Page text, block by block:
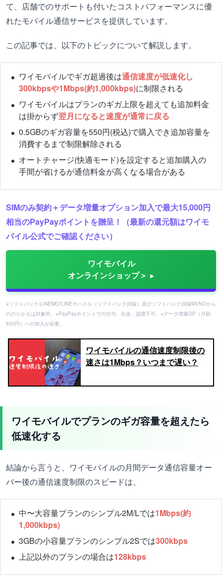
て、店舗でのサポートも付いたコストパフォーマンスに優
れたモバイル通信サービスを提供しています。
この記事では、以下のトピックについて解説します。
ワイモバイルでギガ超過後は通信速度が低速化し
300kbpsや1Mbps(約1,000kbps)に制限される
ワイモバイルはプランのギガ上限を超えても追加料金
は掛からず翌月になると速度が通常に戻る
0.5GBのギガ容量を550円(税込)で購入でき追加容量を
消費するまで制限解除される
オートチャージ(快適モード)を設定すると追加購入の
手間が省けるが通信料金が高くなる場合がある
SIMのみ契約＋データ増量オプション加入で最大15,000円
相当のPayPayポイントを贈呈！（最新の還元額はワイモ
バイル公式でご確認ください）
ワイモバイル
オンラインショップ＞
※ソフトバンク/LINEMO/LINEモバイル（ソフトバンク回線）及びソフトバンク回線MVNOから
ののりかえは対象外。※PayPayポイントでの付与、出金・譲渡不可。※データ増量OP（月額
550円）への加入が必要。
ワイモバイルの通信速度制限後の
速さは1Mbps？いつまで遅い？
ワイモバイルでプランのギガ容量を超えたら
低速化する
結論から言うと、ワイモバイルの月間データ通信容量オー
バー後の通信速度制限のスピードは、
中〜大容量プランのシンプル2M/Lでは1Mbps(約
1,000kbps)
3GBの小容量プランのシンプル2Sでは300kbps
上記以外のプランの場合は128kbps